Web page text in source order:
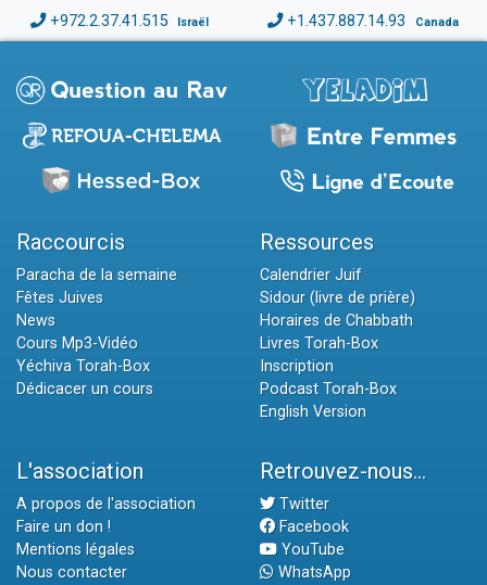
+972.2.37.41.515 Israël +1.437.887.14.93 Canada
Raccourcis
Paracha de la semaine
Fêtes Juives
News
Cours Mp3-Vidéo
Yéchiva Torah-Box
Dédicacer un cours
Ressources
Calendrier Juif
Sidour (livre de prière)
Horaires de Chabbath
Livres Torah-Box
Inscription
Podcast Torah-Box
English Version
L'association
A propos de l'association
Faire un don !
Mentions légales
Nous contacter
Retrouvez-nous...
Twitter
Facebook
YouTube
WhatsApp